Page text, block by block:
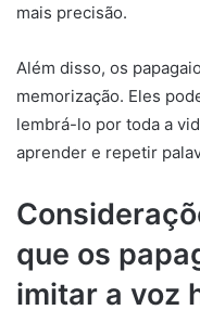
mais precisão.
Além disso, os
memorização. Eles
lembrá-lo por toda a
aprender e repetir
que os
imitar a voz